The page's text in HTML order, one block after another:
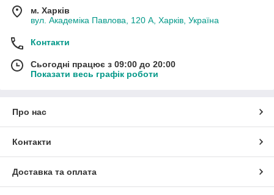
м. Харків
вул. Академіка Павлова, 120 А, Харків, Україна
Контакти
Сьогодні працює з 09:00 до 20:00
Показати весь графік роботи
Про нас
Контакти
Доставка та оплата